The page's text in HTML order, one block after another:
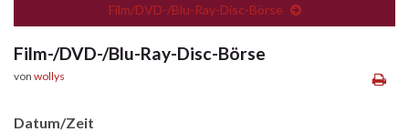
Film/DVD-/Blu-Ray-Disc-Börse
Film-/DVD-/Blu-Ray-Disc-Börse
von wollys
Datum/Zeit